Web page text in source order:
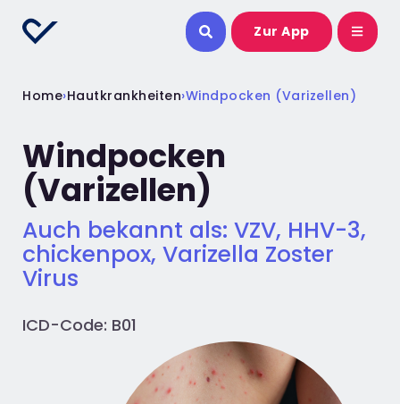
Zur App
Home›Hautkrankheiten›Windpocken (Varizellen)
Windpocken
(Varizellen)
Auch bekannt als: VZV, HHV-3,
chickenpox, Varizella Zoster
Virus
ICD-Code: B01